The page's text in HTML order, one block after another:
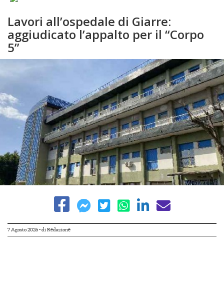
Lavori all’ospedale di Giarre:
aggiudicato l’appalto per il “Corpo
5”
7 Agosto 2026- di Redazione